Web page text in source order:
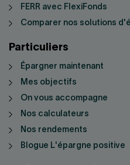
FERR avec FlexiFonds
Comparer nos solutions
Particuliers
Épargner maintenant
Mes objectifs
On vous accompagne
Nos calculateurs
Nos rendements
Blogue L'épargne positive